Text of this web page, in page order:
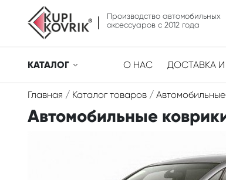
Производство автомобильных
аксессуаров с 2012 года
КАТАЛОГ О НАС ДОСТАВКА
Главная / Каталог товаров / Автомобильные
Автомобильные